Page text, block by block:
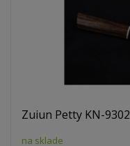
Zuiun Petty KN-9302
na sklade